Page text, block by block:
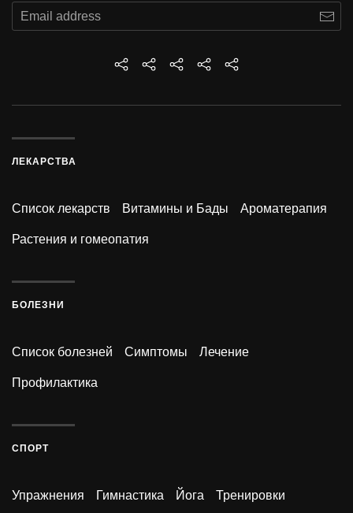
ЛЕКАРСТВА
Список лекарств Витамины и Бады Ароматерапия
Растения и гомеопатия
БОЛЕЗНИ
Список болезней Симптомы Лечение
Профилактика
СПОРТ
Упражнения Гимнастика Йога Тренировки